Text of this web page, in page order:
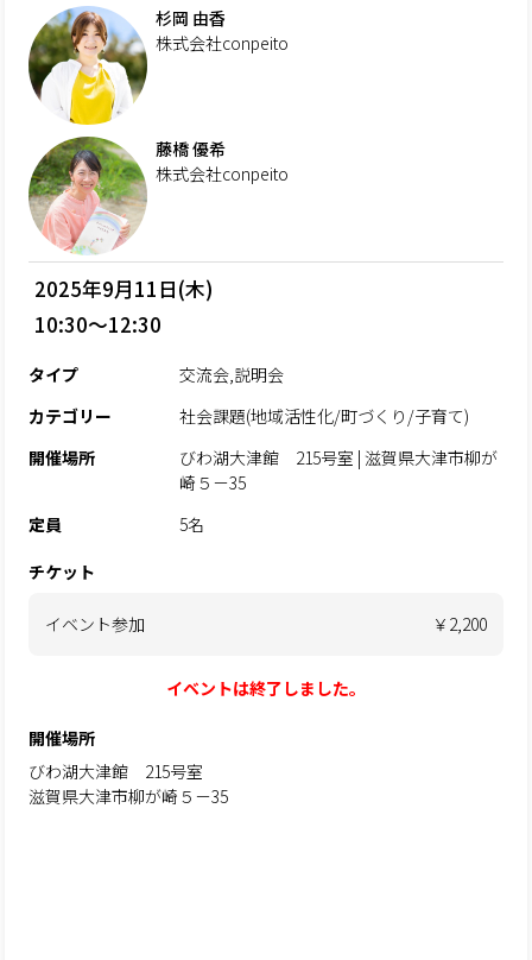
杉岡 由香
株式会社conpeito
藤橋 優希
株式会社conpeito
2025年9月11日(木)
10:30～12:30
タイプ
交流会,説明会
カテゴリー
社会課題(地域活性化/町づくり/子育て)
開催場所
びわ湖大津館 215号室 | 滋賀県大津市柳が
崎５－35
定員
5名
チケット
イベント参加 ￥2,200
イベントは終了しました。
開催場所
びわ湖大津館 215号室
滋賀県大津市柳が崎５－35